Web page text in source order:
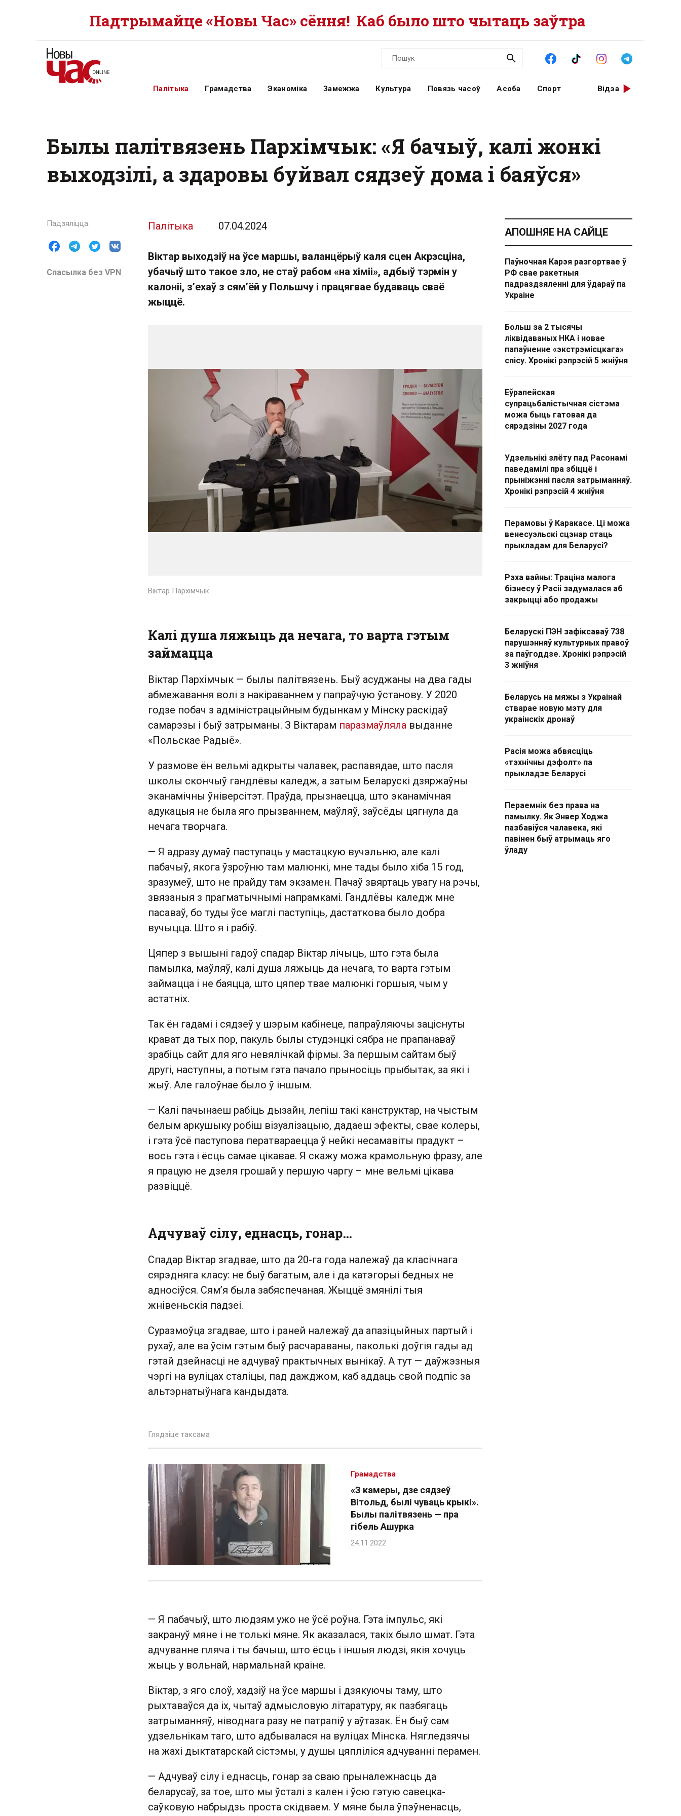
Падтрымайце «Новы Час» сёння! Каб было што чытаць заўтра
Палітыка Грамадства Эканоміка Замежжа Культура Повязь часоў Асоба Спорт Відэа
Былы палітвязень Пархімчык: «Я бачыў, калі жонкі
выходзілі, а здаровы буйвал сядзеў дома і баяўся»
Спасылка без VPN
Палітыка 07.04.2024
Віктар выходзіў на ўсе маршы, валанцёрыў каля сцен Акрэсціна,
убачыў што такое зло, не стаў рабом «на хіміі», адбыў тэрмін у
калоніі, з’ехаў з сям’ёй у Польшчу і працягвае будаваць сваё
жыццё.
Віктар Пархімчык
Калі душа ляжыць да нечага, то варта гэтым
займацца
Віктар Пархімчык — былы палітвязень. Быў асуджаны на два гады
абмежавання волі з накіраваннем у папраўчую ўстанову. У 2020
годзе побач з адміністрацыйным будынкам у Мінску раскідаў
самарэзы і быў затрыманы. З Віктарам паразмаўляла выданне
«Польскае Радыё».
У размове ён вельмі адкрыты чалавек, распавядае, што пасля
школы скончыў гандлёвы каледж, а затым Беларускі дзяржаўны
эканамічны ўніверсітэт. Праўда, прызнаецца, што эканамічная
адукацыя не была яго прызваннем, маўляў, заўсёды цягнула да
нечага творчага.
— Я адразу думаў паступаць у мастацкую вучэльню, але калі
пабачыў, якога ўзроўню там малюнкі, мне тады было хіба 15 год,
зразумеў, што не прайду там экзамен. Пачаў звяртаць увагу на рэчы,
звязаныя з прагматычнымі напрамкамі. Гандлёвы каледж мне
пасаваў, бо туды ўсе маглі паступіць, дастаткова было добра
вучыцца. Што я і рабіў.
Цяпер з вышыні гадоў спадар Віктар лічыць, што гэта была
памылка, маўляў, калі душа ляжыць да нечага, то варта гэтым
займацца і не баяцца, што цяпер твае малюнкі горшыя, чым у
астатніх.
Так ён гадамі і сядзеў у шэрым кабінеце, папраўляючы заціснуты
крават да тых пор, пакуль былы студэнцкі сябра не прапанаваў
зрабіць сайт для яго невялічкай фірмы. За першым сайтам быў
другі, наступны, а потым гэта пачало прыносіць прыбытак, за які і
жыў. Але галоўнае было ў іншым.
— Калі пачынаеш рабіць дызайн, лепіш такі канструктар, на чыстым
белым аркушыку робіш візуалізацыю, дадаеш эфекты, свае колеры,
і гэта ўсё паступова ператвараецца ў нейкі несамавіты прадукт –
вось гэта і ёсць самае цікавае. Я скажу можа крамольную фразу, але
я працую не дзеля грошай у першую чаргу – мне вельмі цікава
развіццё.
Адчуваў сілу, еднасць, гонар…
Спадар Віктар згадвае, што да 20-га года належаў да класічнага
сярэдняга класу: не быў багатым, але і да катэгорыі бедных не
адносіўся. Сям’я была забяспечаная. Жыццё змянілі тыя
жнівеньскія падзеі.
Суразмоўца згадвае, што і раней належаў да апазіцыйных партый і
рухаў, але ва ўсім гэтым быў расчараваны, паколькі доўгія гады ад
гэтай дзейнасці не адчуваў практычных вынікаў. А тут — даўжэзныя
чэргі на вуліцах сталіцы, пад дажджом, каб аддаць свой подпіс за
альтэрнатыўнага кандыдата.
Глядзіце таксама
«З камеры, дзе сядзеў
Вітольд, былі чуваць крыкі».
Былы палітвязень — пра
гібель Ашурка
Грамадства
— Я пабачыў, што людзям ужо не ўсё роўна. Гэта імпульс, які
закрануў мяне і не толькі мяне. Як аказалася, такіх было шмат. Гэта
адчуванне пляча і ты бачыш, што ёсць і іншыя людзі, якія хочуць
жыць у вольнай, нармальнай краіне.
Віктар, з яго слоў, хадзіў на ўсе маршы і дзякуючы таму, што
рыхтаваўся да іх, чытаў адмысловую літаратуру, як пазбягаць
затрыманняў, ніводнага разу не патрапіў у аўтазак. Ён быў сам
удзельнікам таго, што адбывалася на вуліцах Мінска. Нягледзячы
на жахі дыктатарскай сістэмы, у душы цяпліліся адчуванні перамен.
— Адчуваў сілу і еднасць, гонар за сваю прыналежнасць да
беларусаў, за тое, што мы ўсталі з кален і ўсю гэтую савецка-
саўковую набрыдзь проста скідваем. У мяне была ўпэўненасць,
АПОШНЯЕ НА САЙЦЕ
Паўночная Карэя разгортвае ў
РФ свае ракетныя
падраздзяленні для ўдараў па
Украіне
Больш за 2 тысячы
ліквідаваных НКА і новае
папаўненне «экстрэмісцкага»
спісу. Хронікі рэпрэсій 5 жніўня
Еўрапейская
супрацьбалістычная сістэма
можа быць гатовая да
сярэдзіны 2027 года
Удзельнікі злёту пад Расонамі
паведамілі пра збіццё і
прыніжэнні пасля затрыманняў.
Хронікі рэпрэсій 4 жніўня
Перамовы ў Каракасе. Ці можа
венесуэльскі сцэнар стаць
прыкладам для Беларусі?
Рэха вайны: Траціна малога
бізнесу ў Расіі задумалася аб
закрыцці або продажы
Беларускі ПЭН зафіксаваў 738
парушэнняў культурных правоў
за паўгоддзе. Хронікі рэпрэсій
3 жніўня
Беларусь на мяжы з Украінай
стварае новую мэту для
украінскіх дронаў
Расія можа абвясціць
«тэхнічны дэфолт» па
прыкладзе Беларусі
Пераемнік без права на
памылку. Як Энвер Ходжа
пазбавіўся чалавека, які
павінен быў атрымаць яго
ўладу